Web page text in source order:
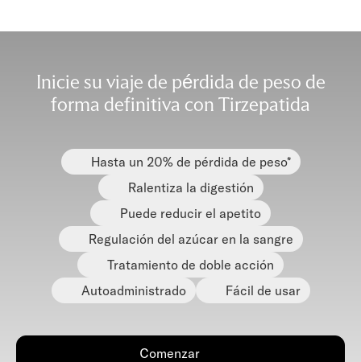
Inicie su viaje de pérdida de peso de
forma definitiva con Tirzepatida
Hasta un 20% de pérdida de peso*
Ralentiza la digestión
Puede reducir el apetito
Regulación del azúcar en la sangre
Tratamiento de doble acción
Autoadministrado
Fácil de usar
Comenzar